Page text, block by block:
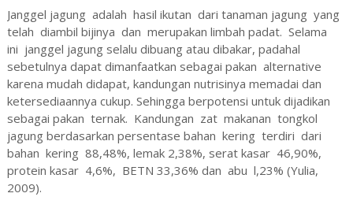
Janggel jagung adalah hasil ikutan dari tanaman jagung yang
telah diambil bijinya dan merupakan limbah padat. Selama
ini janggel jagung selalu dibuang atau dibakar, padahal
sebetulnya dapat dimanfaatkan sebagai pakan alternative
karena mudah didapat, kandungan nutrisinya memadai dan
ketersediaannya cukup. Sehingga berpotensi untuk dijadikan
sebagai pakan ternak. Kandungan zat makanan tongkol
jagung berdasarkan persentase bahan kering terdiri dari
bahan kering 88,48%, lemak 2,38%, serat kasar 46,90%,
protein kasar 4,6%, BETN 33,36% dan abu l,23% (Yulia,
2009).